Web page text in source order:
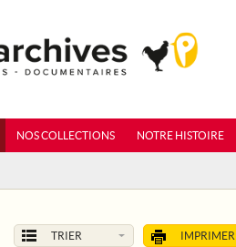
NOS COLLECTIONS NOTRE HISTOIRE
TRIER IMPRIMER